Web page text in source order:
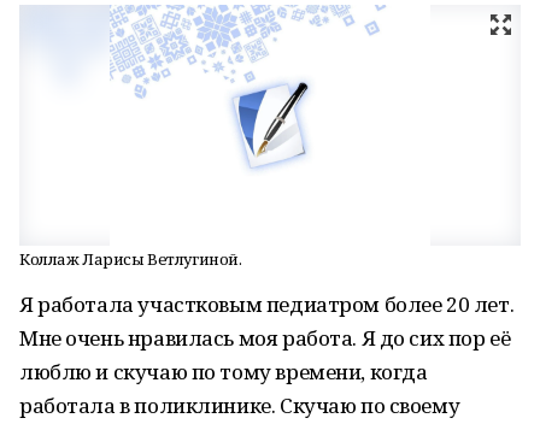
Коллаж Ларисы Ветлугиной.
Я работала участковым педиатром более 20 лет.
Мне очень нравилась моя работа. Я до сих пор её
люблю и скучаю по тому времени, когда
работала в поликлинике. Скучаю по своему